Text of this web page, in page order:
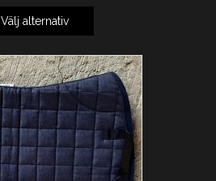
Välj alternativ